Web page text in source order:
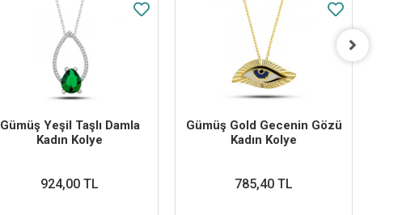
Gümüş Yeşil Taşlı Damla
Kadın Kolye
924,00 TL
Gümüş Gold Gecenin Gözü
Kadın Kolye
785,40 TL